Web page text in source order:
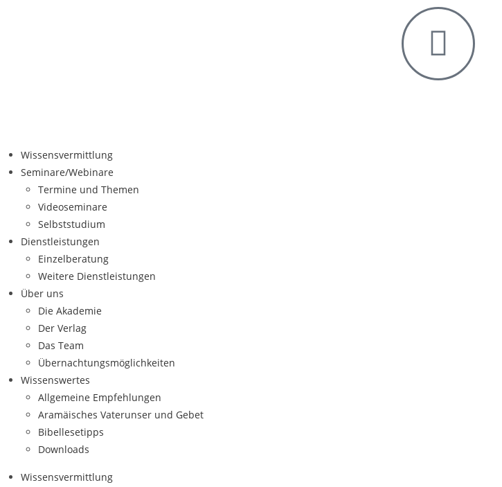
Wissensvermittlung
Seminare/Webinare
Termine und Themen
Videoseminare
Selbststudium
Dienstleistungen
Einzelberatung
Weitere Dienstleistungen
Über uns
Die Akademie
Der Verlag
Das Team
Übernachtungsmöglichkeiten
Wissenswertes
Allgemeine Empfehlungen
Aramäisches Vaterunser und Gebet
Bibellesetipps
Downloads
Wissensvermittlung